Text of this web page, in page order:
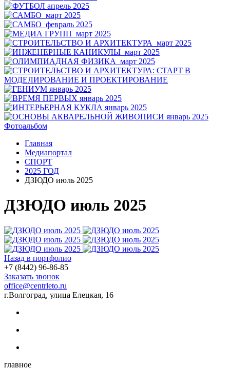
Фотоальбом
Главная
Медиапортал
СПОРТ
2025 ГОД
ДЗЮДО июль 2025
ДЗЮДО июль 2025
Назад в портфолио
+7 (8442) 96-86-85
Заказать звонок
office@centrleto.ru
г.Волгоград, улица Елецкая, 16
главное